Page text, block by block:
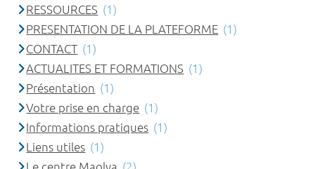
RESSOURCES (1)
PRESENTATION DE LA PLATEFORME (1)
CONTACT (1)
ACTUALITES ET FORMATIONS (1)
Présentation (1)
Votre prise en charge (1)
Informations pratiques (1)
Liens utiles (1)